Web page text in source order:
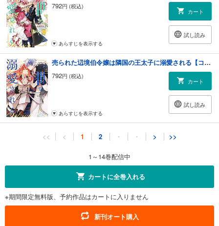
792円 (税込)
カート
試し読み
あらすじを表示する
売られた辺境伯令嬢は隣国の王太子に溺愛される【コミックス版】 ： 10
792円 (税込)
カート
試し読み
あらすじを表示する
円 (税込)
<< < 1 2 ・ ・ > >>
1～14巻配信中
カートに全巻入れる
※期間限定無料版、予約作品はカートに入りません
新刊オート購入